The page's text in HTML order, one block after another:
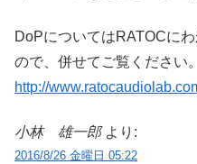
DoPについてはRATOCに
ので、併せてご覧ください。
http://
小林 雄一郎 より:
2016/8/26 金曜日 05:22